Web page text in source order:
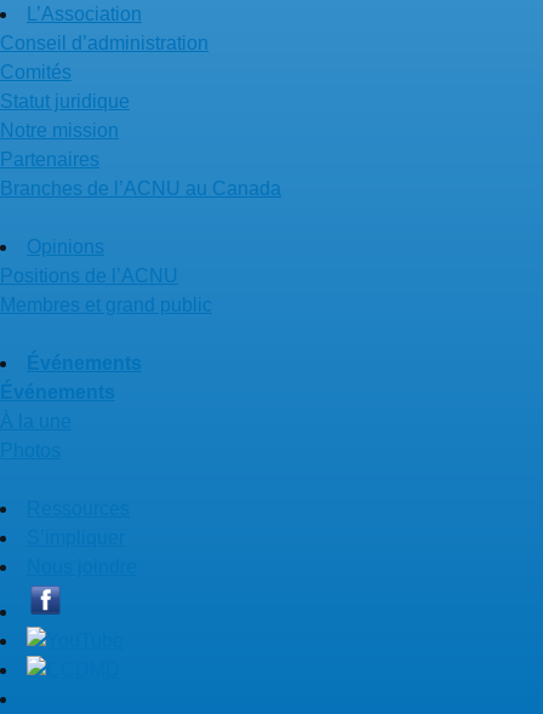
L’Association
Conseil d’administration
Comités
Statut juridique
Notre mission
Partenaires
Branches de l’ACNU au Canada
Opinions
Positions de l’ACNU
Membres et grand public
Événements
Événements